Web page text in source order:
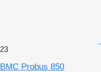
23
BMC Probus 850